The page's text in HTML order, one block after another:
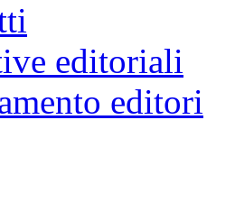
editoriali
editori